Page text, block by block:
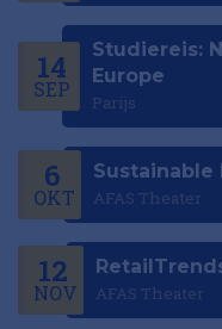
14
SEP
Studiereis:
Europe
Parijs
6
OKT
Sustainable
AFAS Theater
12
NOV AFAS Theater